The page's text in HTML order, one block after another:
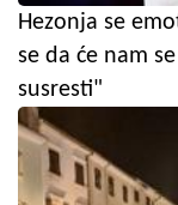
Hezonja se
se da će nam
susresti"